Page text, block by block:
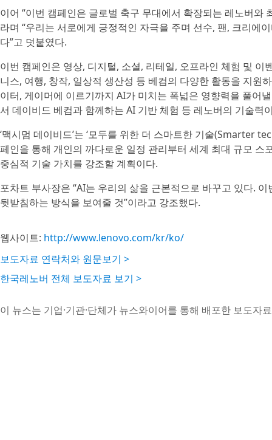
이어 “이번 캠페인은 글로벌 축구 무대에서 확장되는 레노버
라며 “우리는 서로에게 긍정적인 자극을 주며 선수, 팬, 크리에
다”고 덧붙였다.
이번 캠페인은 영상, 디지털, 소셜, 리테일, 오프라인 체험 및
니스, 여행, 창작, 일상적 생산성 등 베컴의 다양한 활동을 지원
이터, 게이머에 이르기까지 AI가 미치는 폭넓은 영향력을 풀어
서 데이비드 베컴과 함께하는 AI 기반 체험 등 레노버의 기술력
‘맥시멈 데이비드’는 ‘모두를 위한 더 스마트한 기술(Smarter
페인을 통해 개인의 까다로운 일정 관리부터 세계 최대 규모
중심적 기술 가치를 강조할 계획이다.
포차트 부사장은 “AI는 우리의 삶을 근본적으로 바꾸고 있다.
뒷받침하는 방식을 보여줄 것”이라고 강조했다.
웹사이트: http://www.lenovo.com/kr/ko/
보도자료 연락처와 원문보기 >
한국레노버 전체 보도자료 보기 >
이 뉴스는 기업·기관·단체가 뉴스와이어를 통해 배포한 보도자